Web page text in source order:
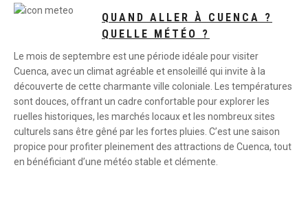
QUAND ALLER À CUENCA ?
QUELLE MÉTÉO ?
Le mois de septembre est une période idéale pour visiter
Cuenca, avec un climat agréable et ensoleillé qui invite à la
découverte de cette charmante ville coloniale. Les températures
sont douces, offrant un cadre confortable pour explorer les
ruelles historiques, les marchés locaux et les nombreux sites
culturels sans être gêné par les fortes pluies. C’est une saison
propice pour profiter pleinement des attractions de Cuenca, tout
en bénéficiant d’une météo stable et clémente.